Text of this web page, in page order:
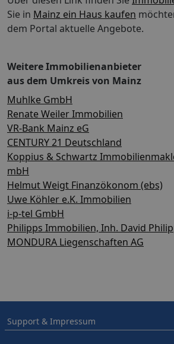
Sie in Mainz ein Haus kaufen
dem Portal aktuelle Angebote.
Weitere Immobilienanbieter
aus dem Umkreis von Mainz
Muhlke GmbH
Renate Weiler Immobilien
VR-Bank Mainz eG
CENTURY 21 Deutschland
Koppius & Schwartz
mbH
Helmut Weigt Finanzökonom (ebs)
Uwe Köhler e.K. Immobilien
i-p-tel GmbH
Philipps Immobilien, Inh. David
MONDURA Liegenschaften AG
Support & Impressum